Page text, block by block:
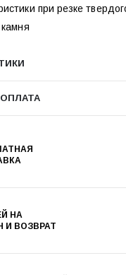
при резке
НА
И ВОЗВРАТ